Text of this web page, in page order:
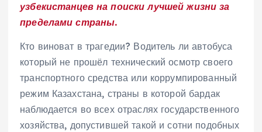
узбекистанцев на поиски лучшей жизни за
пределами страны.
Кто виноват в трагедии? Водитель ли автобуса
который не прошёл технический осмотр своего
транспортного средства или коррумпированный
режим Казахстана, страны в которой бардак
наблюдается во всех отраслях государственного
хозяйства, допустившей такой и сотни подобных